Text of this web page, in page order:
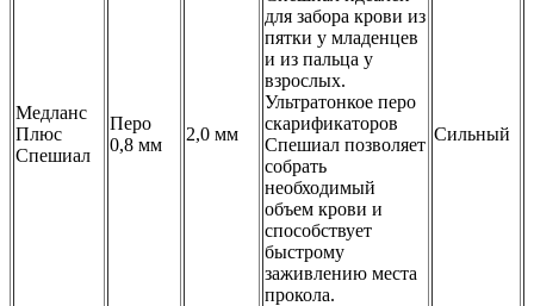
Медланс
Плюс
Спешиал
Перо
0,8 мм
2,0 мм
для забора крови из
пятки у младенцев
и из пальца у
взрослых.
Ультратонкое перо
скарификаторов
Спешиал позволяет
собрать
необходимый
объем крови и
способствует
быстрому
заживлению места
прокола.
Сильный